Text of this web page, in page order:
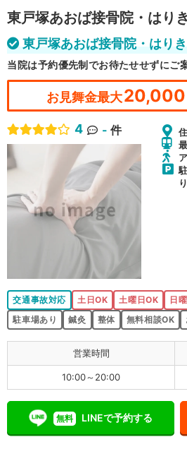
東戸塚あおば接骨院・はり
東戸塚あおば接骨院・はり
当院は予約優先制でお待たせせずにご
お見舞金最大20,000
4 - 件
交通事故対応 土日OK 土曜日OK 日
駐車場あり
鍼灸 整体 無料相談OK
営業時間
10:00～20:00
無料 LINEで予約する